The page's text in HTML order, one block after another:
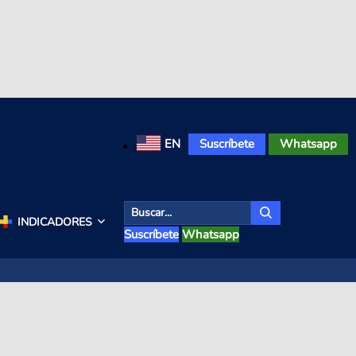
EN Suscríbete Whatsapp
INDICADORES
Suscríbete Whatsapp